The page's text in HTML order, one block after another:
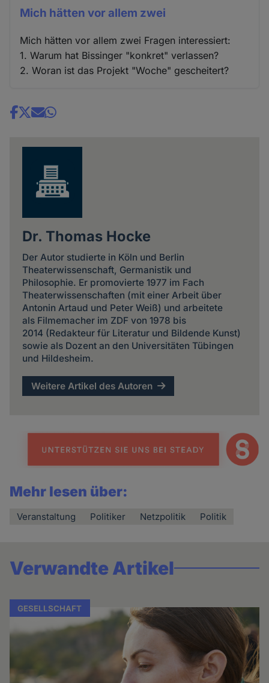
Mich hätten vor allem zwei
Mich hätten vor allem zwei Fragen interessiert:
1. Warum hat Bissinger "konkret" verlassen?
2. Woran ist das Projekt "Woche" gescheitert?
Share
Dr. Thomas Hocke
Der Autor studierte in Köln und Berlin
Theaterwissenschaft, Germanistik und
Philosophie. Er promovierte 1977 im Fach
Theaterwissenschaften (mit einer Arbeit über
Antonin Artaud und Peter Weiß) und arbeitete
als Filmemacher im ZDF von 1978 bis
2014 (Redakteur für Literatur und Bildende Kunst)
sowie als Dozent an den Universitäten Tübingen
und Hildesheim.
Weitere Artikel des Autoren
Mehr lesen über:
Veranstaltung Politiker Netzpolitik Politik
Verwandte Artikel
GESELLSCHAFT